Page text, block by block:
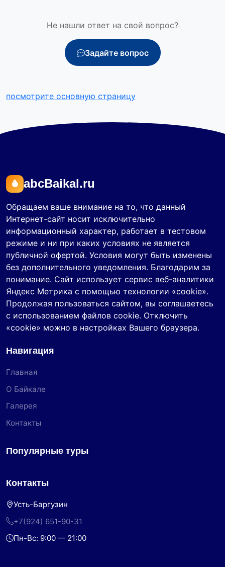
Не нашли ответ на свой вопрос?
Задайте вопрос
посмотрите основную страницу
abcBaikal.ru
Обращаем ваше внимание на то, что данный
Интернет-сайт носит исключительно
информационный характер, работает в тестовом
режиме и ни при каких условиях не является
публичной офертой. Условия могут быть изменены
без дополнительного уведомления. Благодарим за
понимание. Сайт использует сервис веб-аналитики
Яндекс Метрика с помощью технологии «cookie».
Продолжая пользоваться сайтом, вы соглашаетесь
с использованием файлов cookie. Отключить
«cookie» можно в настройках Вашего браузера.
Навигация
Главная
О Байкале
Галерея
Контакты
Популярные туры
Контакты
Усть-Баргузин
+7(924) 651-90-31
Пн-Вс: 9:00 — 21:00